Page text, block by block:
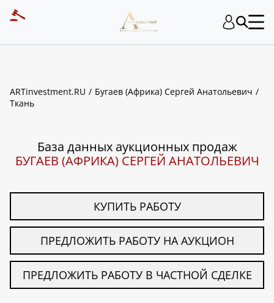
ARTinvestment.RU
Бугаев (Африка) Сергей Анатольевич
Ткань
База данных аукционных продаж
БУГАЕВ (АФРИКА) СЕРГЕЙ АНАТОЛЬЕВИЧ
КУПИТЬ РАБОТУ
ПРЕДЛОЖИТЬ РАБОТУ НА АУКЦИОН
ПРЕДЛОЖИТЬ РАБОТУ В ЧАСТНОЙ СДЕЛКЕ